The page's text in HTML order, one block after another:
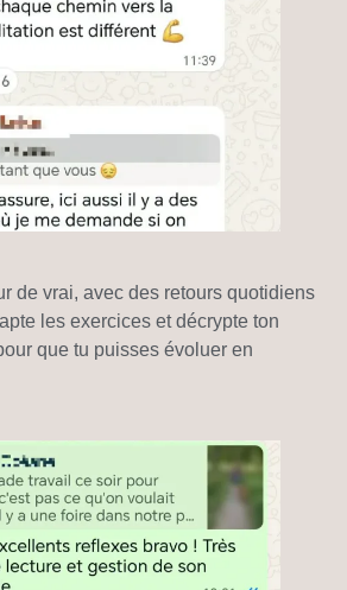
de vrai, avec des retours quotidiens
les exercices et décrypte ton
que tu puisses évoluer en